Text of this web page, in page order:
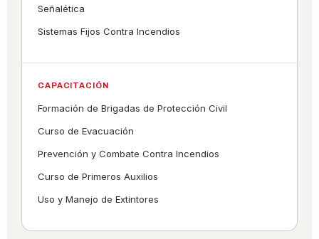
Señalética
Sistemas Fijos Contra Incendios
CAPACITACIÓN
Formación de Brigadas de Protección Civil
Curso de Evacuación
Prevención y Combate Contra Incendios
Curso de Primeros Auxilios
Uso y Manejo de Extintores